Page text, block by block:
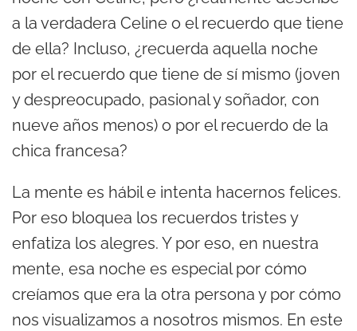
a la verdadera Celine o el recuerdo que tiene
de ella? Incluso, ¿recuerda aquella noche
por el recuerdo que tiene de sí mismo (joven
y despreocupado, pasional y soñador, con
nueve años menos) o por el recuerdo de la
chica francesa?
La mente es hábil e intenta hacernos felices.
Por eso bloquea los recuerdos tristes y
enfatiza los alegres. Y por eso, en nuestra
mente, esa noche es especial por cómo
creíamos que era la otra persona y por cómo
nos visualizamos a nosotros mismos. En este